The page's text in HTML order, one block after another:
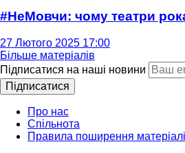
#НеМовчи: чому театри
27 Лютого 2025 17:00
Більше матеріалів
Підписатися на наші новини
Підписатися
Про нас
Спільнота
Правила поширення